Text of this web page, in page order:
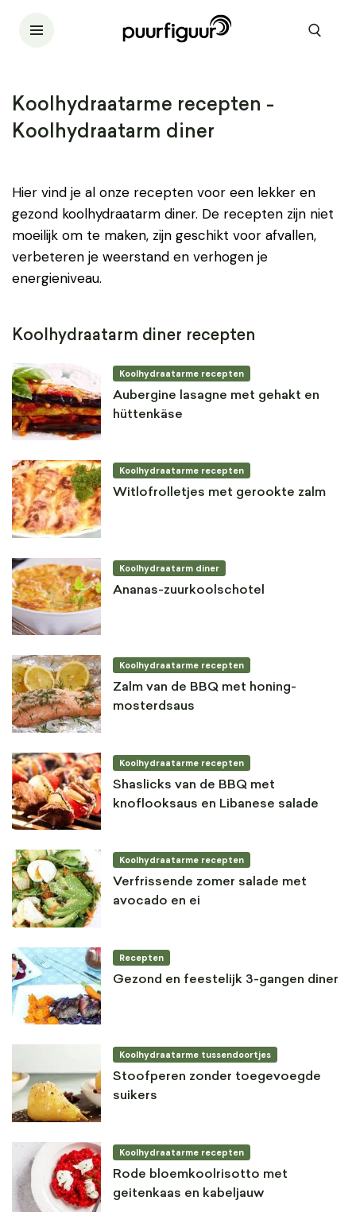
Koolhydraatarme recepten -
Koolhydraatarm diner
Hier vind je al onze recepten voor een lekker en
gezond koolhydraatarm diner. De recepten zijn niet
moeilijk om te maken, zijn geschikt voor afvallen,
verbeteren je weerstand en verhogen je
energieniveau.
Koolhydraatarm diner recepten
Koolhydraatarme recepten
Aubergine lasagne met gehakt en
hüttenkäse
Koolhydraatarme recepten
Witlofrolletjes met gerookte zalm
Koolhydraatarm diner
Ananas-zuurkoolschotel
Koolhydraatarme recepten
Zalm van de BBQ met honing-
mosterdsaus
Koolhydraatarme recepten
Shaslicks van de BBQ met
knoflooksaus en Libanese salade
Koolhydraatarme recepten
Verfrissende zomer salade met
avocado en ei
Recepten
Gezond en feestelijk 3-gangen diner
Koolhydraatarme tussendoortjes
Stoofperen zonder toegevoegde
suikers
Koolhydraatarme recepten
Rode bloemkoolrisotto met
geitenkaas en kabeljauw